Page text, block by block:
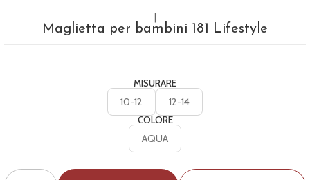
Maglietta per bambini 181 Lifestyle
MISURARE
10-12 12-14
COLORE
AQUA